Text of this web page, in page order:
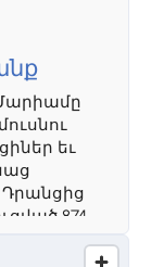
եւ
Դրանցից
874